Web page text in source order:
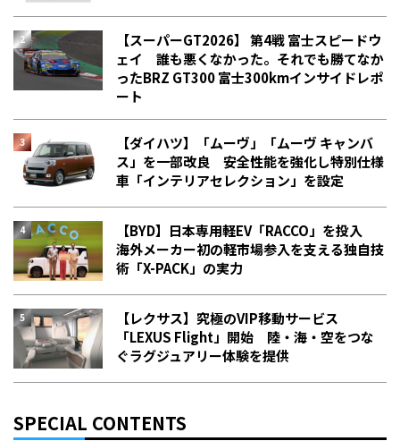
【スーパーGT2026】 第4戦 富士スピードウ
ェイ 誰も悪くなかった。それでも勝てなか
った――BRZ GT300 富士300kmインサイドレポ
ート
【ダイハツ】「ムーヴ」「ムーヴ キャンバ
ス」を一部改良 安全性能を強化し特別仕様
車「インテリアセレクション」を設定
【BYD】日本専用軽EV「RACCO」を投入
海外メーカー初の軽市場参入を支える独自技
術「X-PACK」の実力
【レクサス】究極のVIP移動サービス
「LEXUS Flight」開始 陸・海・空をつな
ぐラグジュアリー体験を提供
SPECIAL CONTENTS